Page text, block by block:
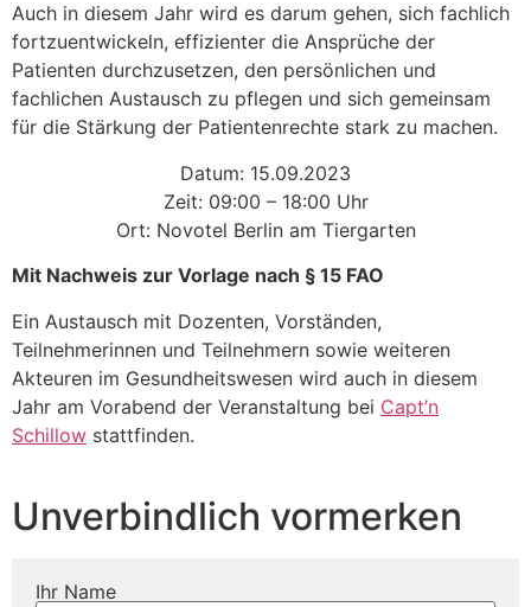
Auch in diesem Jahr wird es darum gehen, sich fachlich
fortzuentwickeln, effizienter die Ansprüche der
Patienten durchzusetzen, den persönlichen und
fachlichen Austausch zu pflegen und sich gemeinsam
für die Stärkung der Patientenrechte stark zu machen.
Datum: 15.09.2023
Zeit: 09:00 – 18:00 Uhr
Ort: Novotel Berlin am Tiergarten
Mit Nachweis zur Vorlage nach § 15 FAO
Ein Austausch mit Dozenten, Vorständen,
Teilnehmerinnen und Teilnehmern sowie weiteren
Akteuren im Gesundheitswesen wird auch in diesem
Jahr am Vorabend der Veranstaltung bei Capt’n
Schillow stattfinden.
Unverbindlich vormerken
Ihr Name